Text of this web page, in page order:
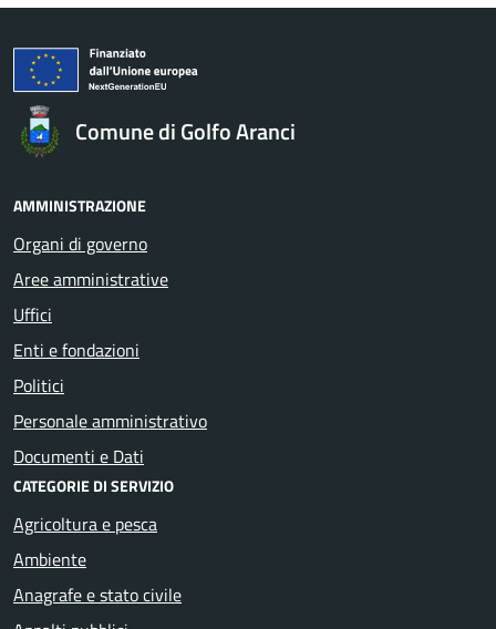
Comune di Golfo Aranci
AMMINISTRAZIONE
Organi di governo
Aree amministrative
Uffici
Enti e fondazioni
Politici
Personale amministrativo
Documenti e Dati
CATEGORIE DI SERVIZIO
Agricoltura e pesca
Ambiente
Anagrafe e stato civile